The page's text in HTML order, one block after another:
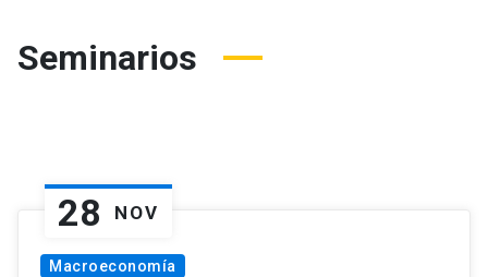
Seminarios
28 NOV
Macroeconomía